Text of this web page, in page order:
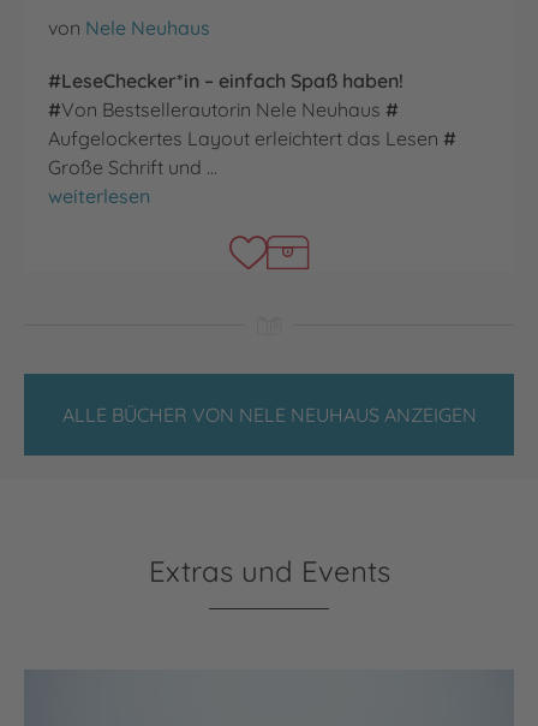
von Nele Neuhaus
#LeseChecker*in – einfach Spaß haben!
#Von Bestsellerautorin Nele Neuhaus #
Aufgelockertes Layout erleichtert das Lesen #
Große Schrift und …
Gefahr auf dem Reiterhof
weiterlesen
ALLE BÜCHER VON NELE NEUHAUS ANZEIGEN
Extras und Events